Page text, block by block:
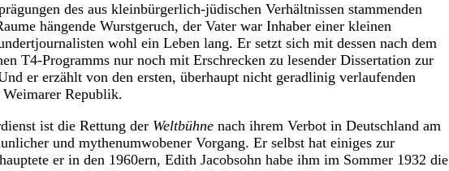
des aus kleinbürgerlich-jüdischen Verhältnissen stammenden
hängende Wurstgeruch, der Vater war Inhaber einer kleinen
wohl ein Leben lang. Er setzt sich mit dessen nach dem
T4-Programms nur noch mit Erschrecken zu lesender Dissertation zur
er erzählt von den ersten, überhaupt nicht geradlinig verlaufenden
Republik.
ist die Rettung der Weltbühne nach ihrem Verbot in Deutschland am
und mythenumwobener Vorgang. Er selbst hat einiges zur
er in den 1960ern, Edith Jacobsohn habe ihm im Sommer 1932 die